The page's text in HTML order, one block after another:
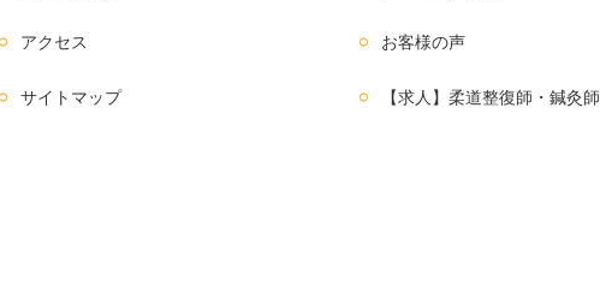
アクセス お客様の声
サイトマップ 【求人】柔道整復師・鍼灸師